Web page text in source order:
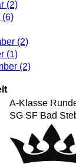
(2)
(6)
(2)
(1)
(2)
A-Klasse
SG SF Bad